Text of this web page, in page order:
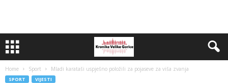
Home Sport Mladi karataši uspješno položili za pojaseve za viša zvanja
SPORT VIJESTI